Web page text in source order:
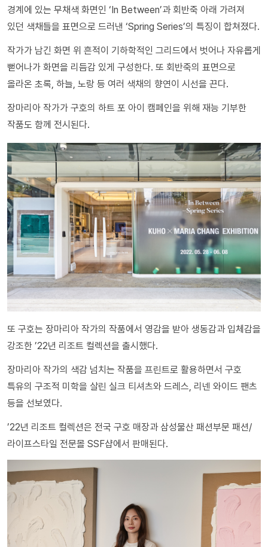
경계에 있는 무채색 화면인 ‘In Between’과 회반죽 아래 가려져
있던 색채들을 표면으로 드러낸 ‘Spring Series’의 특징이 합쳐졌다.
작가가 남긴 화면 위 흔적이 기하학적인 그리드에서 벗어나 자유롭게
뻗어나가 화면을 리듬감 있게 구성한다. 또 회반죽의 표면으로
올라온 초록, 하늘, 노랑 등 여러 색채의 향연이 시선을 끈다.
장마리아 작가가 구호의 하트 포 아이 캠페인을 위해 재능 기부한
작품도 함께 전시된다.
또 구호는 장마리아 작가의 작품에서 영감을 받아 생동감과 입체감을
강조한 ’22년 리조트 컬렉션을 출시했다.
장마리아 작가의 색감 넘치는 작품을 프린트로 활용하면서 구호
특유의 구조적 미학을 살린 실크 티셔츠와 드레스, 리넨 와이드 팬츠
등을 선보였다.
’22년 리조트 컬렉션은 전국 구호 매장과 삼성물산 패션부문 패션/
라이프스타일 전문몰 SSF샵에서 판매된다.